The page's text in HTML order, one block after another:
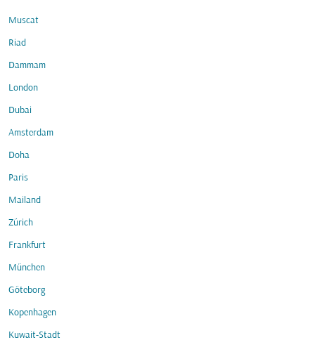
Muscat
Riad
Dammam
London
Dubai
Amsterdam
Doha
Paris
Mailand
Zürich
Frankfurt
München
Göteborg
Kopenhagen
Kuwait-Stadt